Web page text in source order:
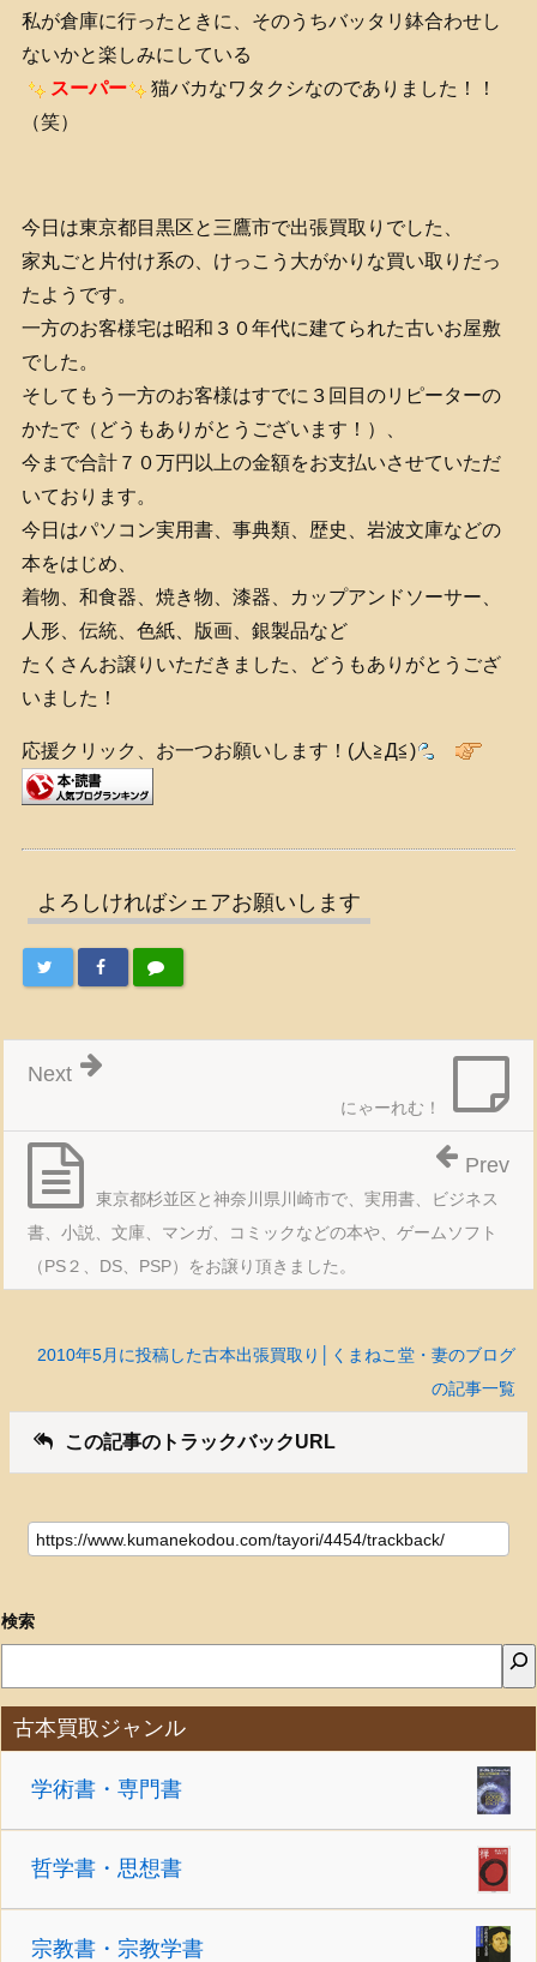
私が倉庫に行ったときに、そのうちバッタリ鉢合わせし
ないかと楽しみにしている
スーパー
猫バカなワタクシなのでありました！！
（笑）
今日は東京都目黒区と三鷹市で出張買取りでした、
家丸ごと片付け系の、けっこう大がかりな買い取りだっ
たようです。
一方のお客様宅は昭和３０年代に建てられた古いお屋敷
でした。
そしてもう一方のお客様はすでに３回目のリピーターの
かたで（どうもありがとうございます！）、
今まで合計７０万円以上の金額をお支払いさせていただ
いております。
今日はパソコン実用書、事典類、歴史、岩波文庫などの
本をはじめ、
着物、和食器、焼き物、漆器、カップアンドソーサー、
人形、伝統、色紙、版画、銀製品など
たくさんお譲りいただきました、どうもありがとうござ
いました！
応援クリック、お一つお願いします！(人≧Д≦)
よろしければシェアお願いします
にゃーれむ！
Next
東京都杉並区と神奈川県川崎市で、実用書、ビジネス
書、小説、文庫、マンガ、コミックなどの本や、ゲームソフト
（PS２、DS、PSP）をお譲り頂きました。
Prev
2010年5月に投稿した古本出張買取り│くまねこ堂・妻のブログ
の記事一覧
この記事のトラックバックURL
検索
古本買取ジャンル
学術書・専門書
哲学書・思想書
宗教書・宗教学書